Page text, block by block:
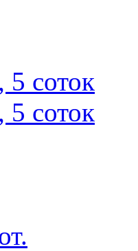
5 соток
5 соток